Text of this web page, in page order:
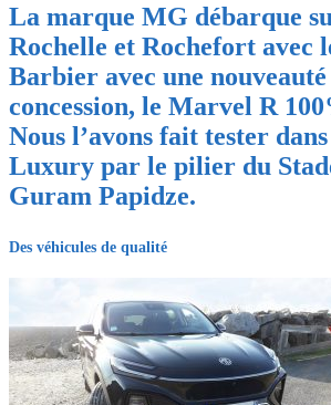
La marque MG débarque
Rochelle et Rochefort avec
Barbier avec une nouveauté
concession, le Marvel R
Nous l’avons fait tester
Luxury par le pilier du
Guram Papidze.
Des véhicules de qualité